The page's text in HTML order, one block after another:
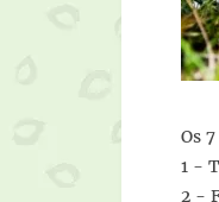
Os
1 -
2 -